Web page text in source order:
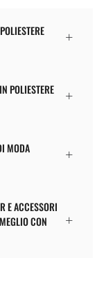
POLIESTERE
MODA
E ACCESSORI
CON